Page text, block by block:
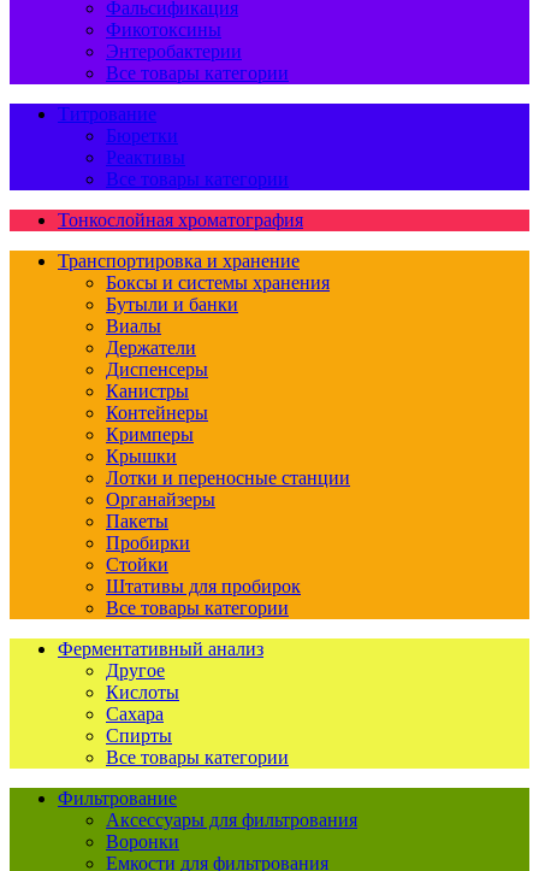
Фальсификация
Фикотоксины
Энтеробактерии
Все товары категории
Титрование
Бюретки
Реактивы
Все товары категории
Тонкослойная хроматография
Транспортировка и хранение
Боксы и системы хранения
Бутыли и банки
Виалы
Держатели
Диспенсеры
Канистры
Контейнеры
Кримперы
Крышки
Лотки и переносные станции
Органайзеры
Пакеты
Пробирки
Стойки
Штативы для пробирок
Все товары категории
Ферментативный анализ
Другое
Кислоты
Сахара
Спирты
Все товары категории
Фильтрование
Аксессуары для фильтрования
Воронки
Емкости для фильтрования